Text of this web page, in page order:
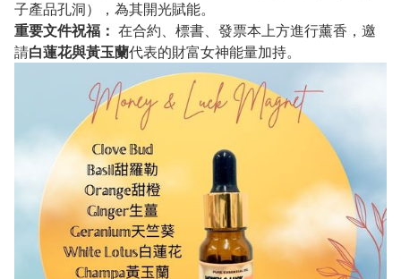
子產品孔洞），為其開光賦能。
重要文件祝福： 在合約、標書、發票本上方進行薰香，邀
請白蓮花與黃玉蘭代表的財富女神能量加持。